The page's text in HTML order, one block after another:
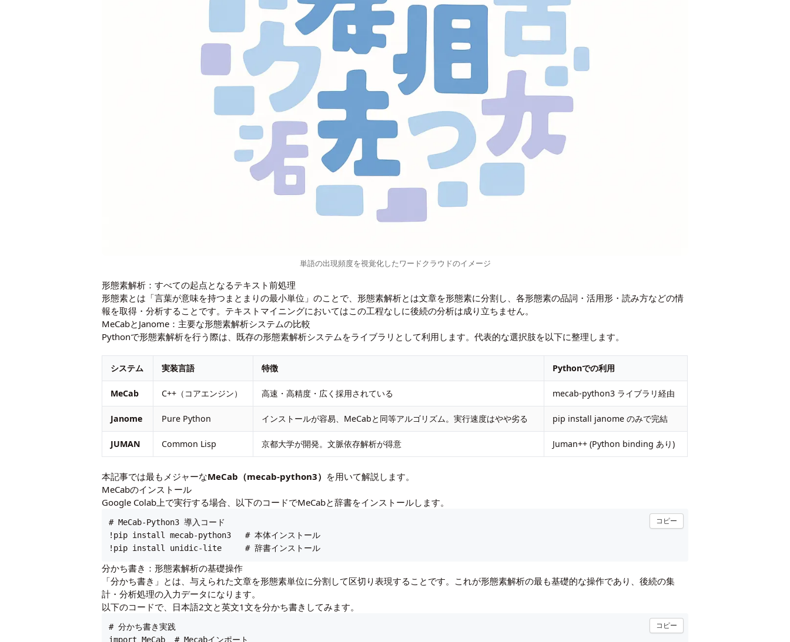
単語の出現頻度を視覚化したワードクラウドのイメージ
形態素解析：すべての起点となるテキスト前処理
形態素とは「言葉が意味を持つまとまりの最小単位」のことで、形態素解析とは文章を形態素に分割し、各形態素の品詞・活用形・読み方などの情
報を取得・分析することです。テキストマイニングにおいてはこの工程なしに後続の分析は成り立ちません。
MeCabとJanome：主要な形態素解析システムの比較
Pythonで形態素解析を行う際は、既存の形態素解析システムをライブラリとして利用します。代表的な選択肢を以下に整理します。
システム 実装言語 特徴 Pythonでの利用
MeCab C++（コアエンジン） 高速・高精度・広く採用されている mecab-python3 ライブラリ経由
Janome Pure Python インストールが容易、MeCabと同等アルゴリズム。実行速度はやや劣る pip install janome のみで完結
JUMAN Common Lisp 京都大学が開発。文脈依存解析が得意 Juman++ (Python binding あり)
本記事では最もメジャーなMeCab（mecab-python3） を用いて解説します。
MeCabのインストール
Google Colab上で実行する場合、以下のコードでMeCabと辞書をインストールします。
# MeCab-Python3 導入コード
!pip install mecab-python3   # 本体インストール
!pip install unidic-lite     # 辞書インストール
コピー
分かち書き：形態素解析の基礎操作
「分かち書き」とは、与えられた文章を形態素単位に分割して区切り表現することです。これが形態素解析の最も基礎的な操作であり、後続の集
計・分析処理の入力データになります。
以下のコードで、日本語2文と英文1文を分かち書きしてみます。
# 分かち書き実践
import MeCab  # Mecabインポート
コピー